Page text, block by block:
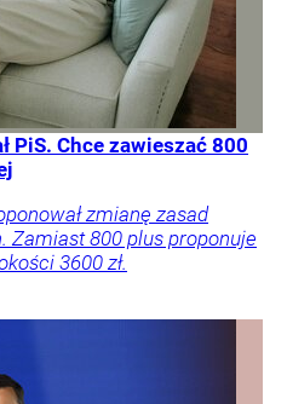
PiS. Chce zawieszać 800
zmianę zasad
Zamiast 800 plus proponuje
3600 zł.